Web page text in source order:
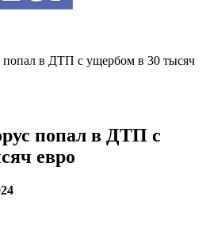
попал в ДТП с ущербом в 30 тысяч
попал в ДТП с
евро